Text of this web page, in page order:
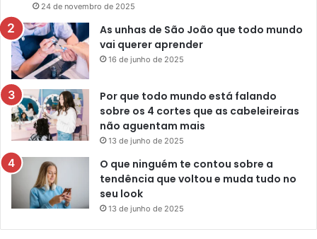
24 de novembro de 2025
As unhas de São João que todo mundo
vai querer aprender
16 de junho de 2025
Por que todo mundo está falando
sobre os 4 cortes que as cabeleireiras
não aguentam mais
13 de junho de 2025
O que ninguém te contou sobre a
tendência que voltou e muda tudo no
seu look
13 de junho de 2025